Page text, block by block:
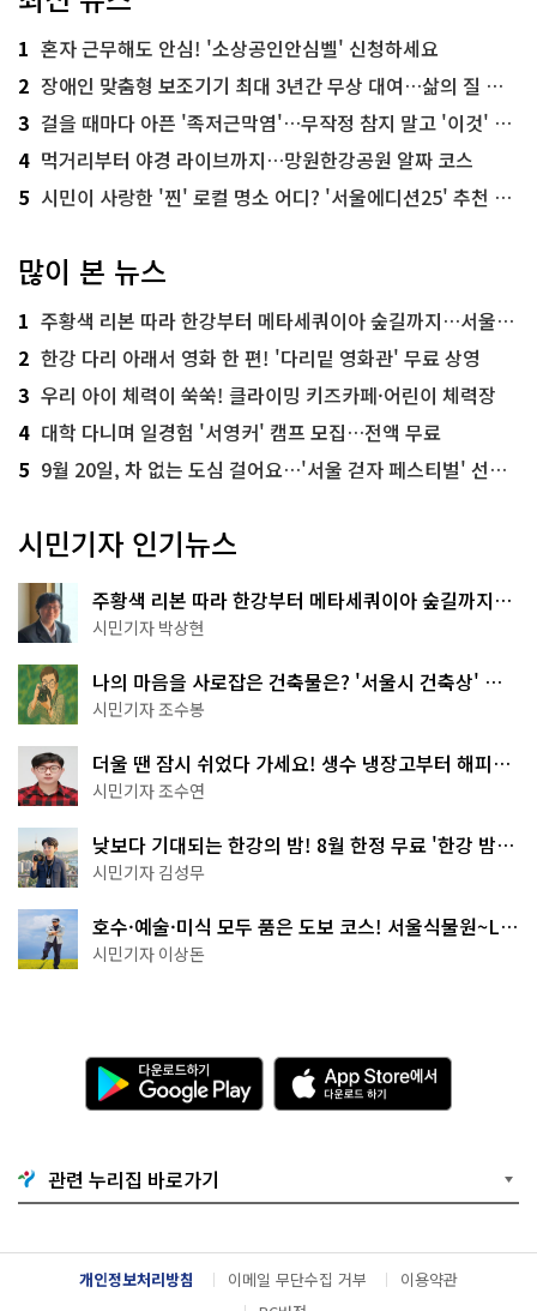
1 혼자 근무해도 안심! '소상공인안심벨' 신청하세요
2 장애인 맞춤형 보조기기 최대 3년간 무상 대여…삶의 질 높인다
3 걸을 때마다 아픈 '족저근막염'…무작정 참지 말고 '이것' 해보세요!
4 먹거리부터 야경 라이브까지…망원한강공원 알짜 코스
5 시민이 사랑한 '찐' 로컬 명소 어디? '서울에디션25' 추천 코스
많이 본 뉴스
1 주황색 리본 따라 한강부터 메타세쿼이아 숲길까지…서울둘레길 15코스
2 한강 다리 아래서 영화 한 편! '다리밑 영화관' 무료 상영
3 우리 아이 체력이 쑥쑥! 클라이밍 키즈카페·어린이 체력장
4 대학 다니며 일경험 '서영커' 캠프 모집…전액 무료
5 9월 20일, 차 없는 도심 걸어요…'서울 걷자 페스티벌' 선착순 5천명
시민기자 인기뉴스
주황색 리본 따라 한강부터 메타세쿼이아 숲길까지…
서울둘레길 15코스
시민기자 박상현
나의 마음을 사로잡은 건축물은? '서울시 건축상' 수
상작 공개!
시민기자 조수봉
더울 땐 잠시 쉬었다 가세요! 생수 냉장고부터 해피소
·무더위쉼터까지
시민기자 조수연
낮보다 기대되는 한강의 밤! 8월 한정 무료 '한강 밤
핑' 예약은?
시민기자 김성무
호수·예술·미식 모두 품은 도보 코스! 서울식물원~LG
아트센터~마곡테라스거리
시민기자 이상돈
다
운
로
기
G
o
g
l
e
A
p
p
e
서
다
운
관련 누리집 바로가기
개인정보처리방침 이메일 무단수집 거부
이용약관